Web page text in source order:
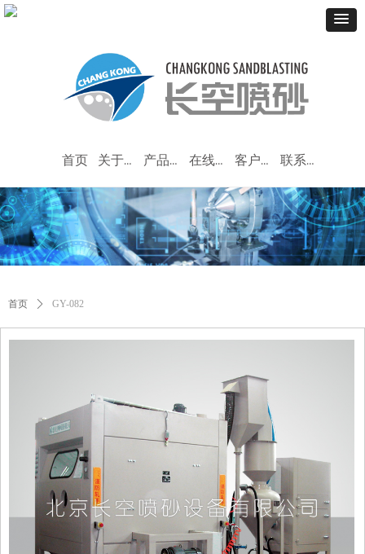
首页 关于我们 产品中心 在线留言 客户服务 联系我们
首页 ꄲ GY-082